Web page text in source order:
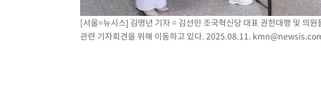
[서울=뉴시스] 김명년 기자 = 김선민 조국혁신당 대표 권한대행 및 의
관련 기자회견을 위해 이동하고 있다. 2025.08.11.